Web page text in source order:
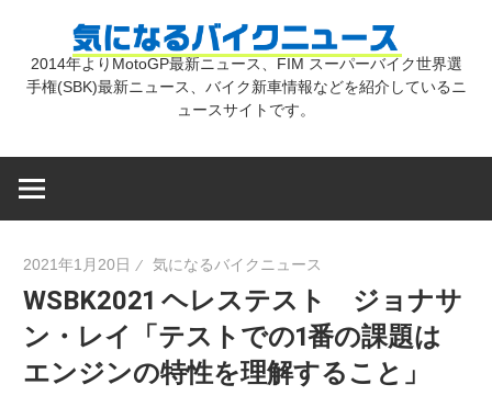
気
バ
2014年よりMotoGP最新ニュース、FIM スーパーバイク世界選
手権(SBK)最新ニュース、バイク新車情報などを紹介しているニ
ュースサイトです。
2021年1月20日 気になるバイクニュース
WSBK2021 ヘレステスト ジョナサ
ン・レイ「テストでの1番の課題は
エンジンの特性を理解すること」